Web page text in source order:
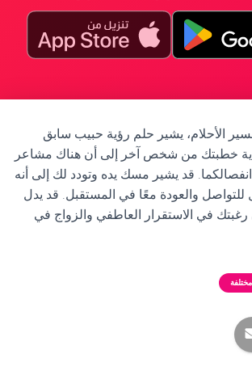
الأحلام، يشير حلم رؤية حبيب سابق
خطبتك من شخص آخر إلى أن هناك مشاعر
انفصالكما. قد يشير مسك يده وتودد لك إلى أنه
للتواصل والعودة معًا في المستقبل. قد يدل
رغبتك في الاستقرار العاطفي والزواج في